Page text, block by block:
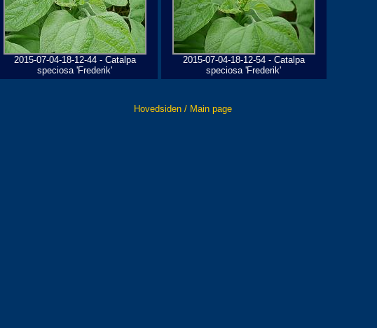
2015-07-04-18-12-44 - Catalpa
speciosa 'Frederik'
2015-07-04-18-12-54 - Catalpa
speciosa 'Frederik'
Hovedsiden / Main page